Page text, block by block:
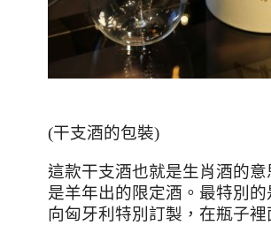
(干支酒的包裝)
這款干支酒也就是生肖酒的
是羊年出的限定酒。最特別的
向匈牙利特別訂製，在瓶子裡